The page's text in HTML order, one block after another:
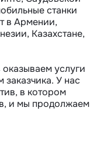
станки
в Армении,
Казахстане,
услуги
У нас
в котором
и мы продолжаем